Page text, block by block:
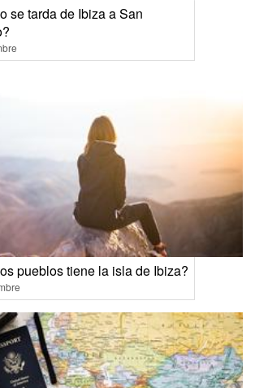
se tarda de Ibiza a San
pueblos tiene la isla de Ibiza?